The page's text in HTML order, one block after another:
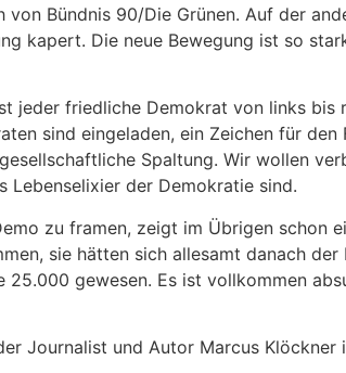
Bündnis 90/Die Grünen. Auf der
kapert. Die neue Bewegung ist so
jeder friedliche Demokrat von links bis
sind eingeladen, ein Zeichen für
Spaltung. Wir wollen
der Demokratie sind.
zu framen, zeigt im Übrigen schon
sie hätten sich allesamt danach
gewesen. Es ist vollkommen
Journalist und Autor Marcus Klöckner